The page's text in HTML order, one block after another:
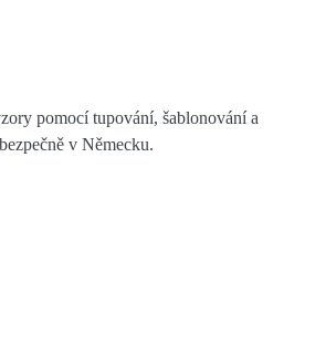
pomocítupování, šablonování a
v Německu.